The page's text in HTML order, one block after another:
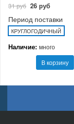
31 руб 26 руб
Период поставки
КРУГЛОГОДИЧНЫЙ
Наличие: много
В корзину